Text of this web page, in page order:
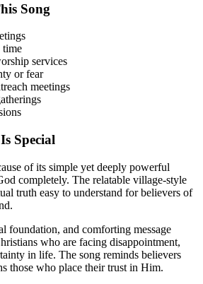
Song
time
services
or fear
meetings
Special
of its simple yet deeply powerful
completely. The relatable village-style
truth easy to understand for believers of
foundation, and comforting message
who are facing disappointment,
in life. The song reminds believers
those who place their trust in Him.